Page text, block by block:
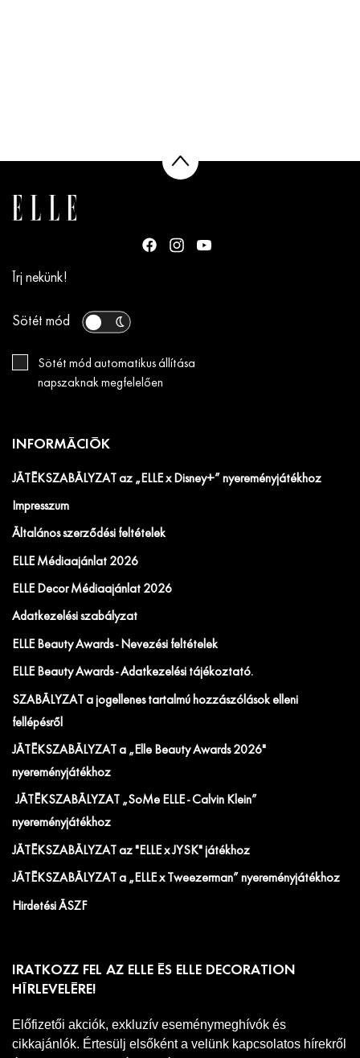
Írj nekünk!
Sötét mód
Sötét mód automatikus állítása
napszaknak megfelelően
INFORMÁCIÓK
JÁTÉKSZABÁLYZAT az „ELLE x Disney+” nyereményjátékhoz
Impresszum
Általános szerződési feltételek
ELLE Médiaajánlat 2026
ELLE Decor Médiaajánlat 2026
Adatkezelési szabályzat
ELLE Beauty Awards - Nevezési feltételek
ELLE Beauty Awards - Adatkezelési tájékoztató.
SZABÁLYZAT a jogellenes tartalmú hozzászólások elleni
fellépésről
JÁTÉKSZABÁLYZAT a „Elle Beauty Awards 2026"
nyereményjátékhoz
JÁTÉKSZABÁLYZAT „SoMe ELLE - Calvin Klein”
nyereményjátékhoz
JÁTÉKSZABÁLYZAT az "ELLE x JYSK" játékhoz
JÁTÉKSZABÁLYZAT a „ELLE x Tweezerman” nyereményjátékhoz
Hirdetési ÁSZF
IRATKOZZ FEL AZ ELLE ÉS ELLE DECORATION
HÍRLEVELÉRE!
Előfizetői akciók, exkluzív eseménymeghívók és
cikkajánlók. Értesülj elsőként a velünk kapcsolatos hírekről